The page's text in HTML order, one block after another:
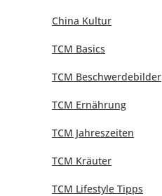
China Kultur
TCM Basics
TCM Beschwerdebilder
TCM Ernährung
TCM Jahreszeiten
TCM Kräuter
TCM Lifestyle Tipps